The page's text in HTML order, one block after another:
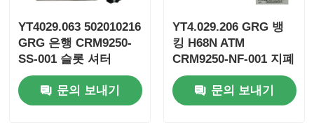
YT4029.063 502010216
GRG 은행 CRM9250-
SS-001 슬롯 셔터
문의 보내기
YT4.029.206 GRG 뱅
킹 H68N ATM
CRM9250-NF-001 지폐
공급 장치
문의 보내기